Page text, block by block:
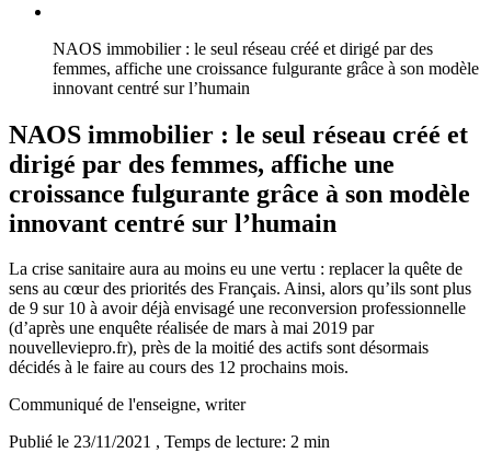
NAOS immobilier : le seul réseau créé et dirigé par des
femmes, affiche une croissance fulgurante grâce à son modèle
innovant centré sur l’humain
NAOS immobilier : le seul réseau créé et
dirigé par des femmes, affiche une
croissance fulgurante grâce à son modèle
innovant centré sur l’humain
La crise sanitaire aura au moins eu une vertu : replacer la quête de
sens au cœur des priorités des Français. Ainsi, alors qu’ils sont plus
de 9 sur 10 à avoir déjà envisagé une reconversion professionnelle
(d’après une enquête réalisée de mars à mai 2019 par
nouvelleviepro.fr), près de la moitié des actifs sont désormais
décidés à le faire au cours des 12 prochains mois.
Communiqué de l'enseigne, writer
Publié le 23/11/2021 , Temps de lecture: 2 min